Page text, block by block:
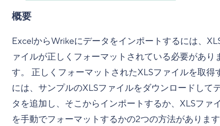
概要
ExcelからWrikeにデータをインポートするには、
ァイルが正しくフォーマットされている必要があり
す。 正しくフォーマットされたXLSファイルを取得
には、サンプルのXLSファイルをダウンロードして
タを追加し、そこからインポートするか、XLSファ
を手動でフォーマットするかの2つの方法がありま